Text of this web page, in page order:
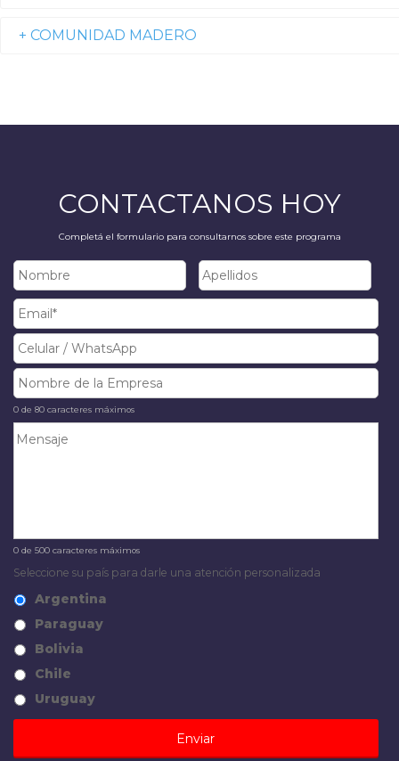
+ COMUNIDAD MADERO
CONTACTANOS HOY
Completá el formulario para consultarnos sobre este programa
0 de 80 caracteres máximos
0 de 500 caracteres máximos
Seleccione su país para darle una atención personalizada
Argentina
Paraguay
Bolivia
Chile
Uruguay